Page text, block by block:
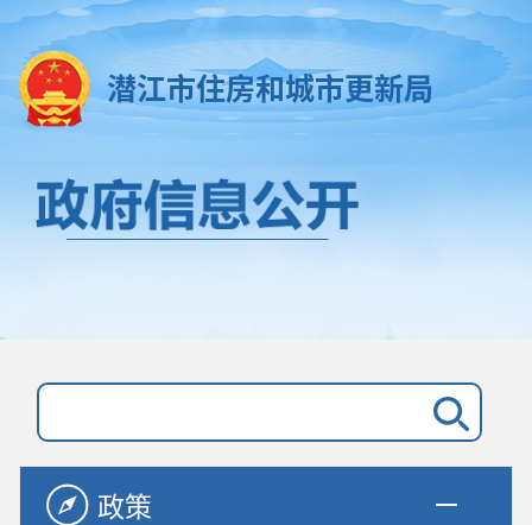
潜江市住房和城市更新局
政策